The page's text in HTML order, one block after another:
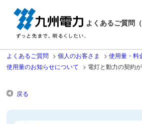
よくあるご質問（
よくあるご質問 >個人のお客さま >使用量・料
使用量のお知らせについて > 電灯と動力の契約
戻る